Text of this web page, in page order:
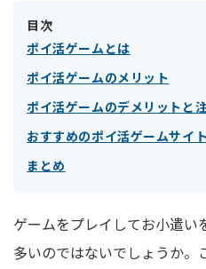
目次
ポイ活ゲームとは
ポイ活ゲームのメリット
ポイ活ゲームのデメリットと
おすすめのポイ活ゲームサイト
まとめ
ゲームをプレイしてお小遣い
多いのではないでしょうか。